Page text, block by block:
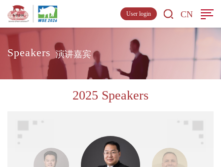
CN
User login
Speakers 演讲嘉宾
2025 Speakers